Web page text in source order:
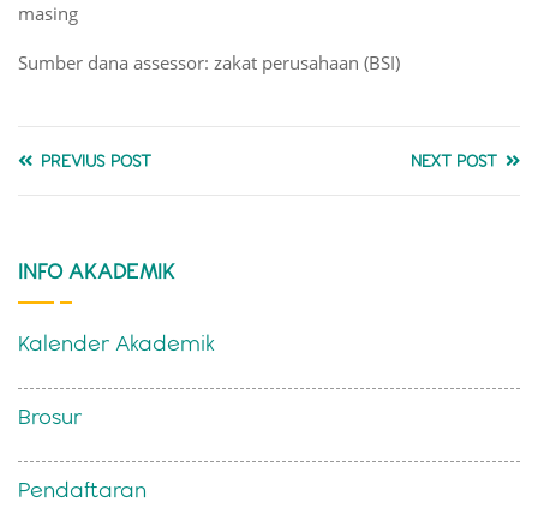
masing
Sumber dana assessor: zakat perusahaan (BSI)
PREVIUS POST NEXT POST
INFO AKADEMIK
Kalender Akademik
Brosur
Pendaftaran